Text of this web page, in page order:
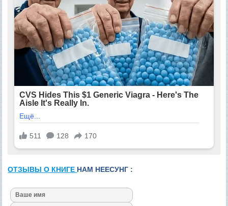
ОТЗЫВЫ О КНИГЕ НАМ HЕЕСУНГ :